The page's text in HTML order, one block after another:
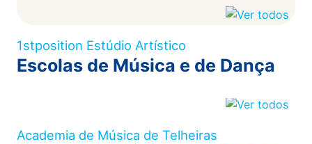
1stposition Estúdio Artístico
Escolas de Música e de Dança
Academia de Música de Telheiras